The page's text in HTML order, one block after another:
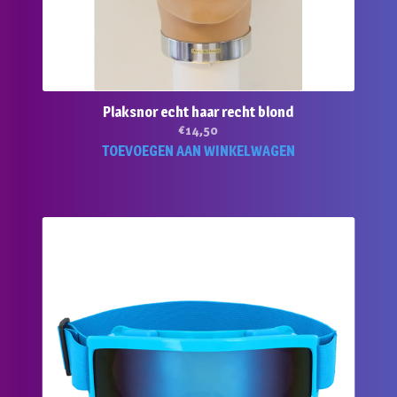
Plaksnor echt haar recht blond
€14,50
TOEVOEGEN AAN WINKELWAGEN